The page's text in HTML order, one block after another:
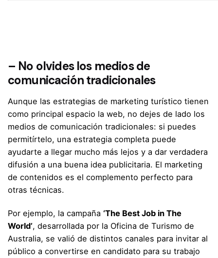
– No olvides los medios de
comunicación tradicionales
Aunque las estrategias de marketing turístico tienen
como principal espacio la web, no dejes de lado los
medios de comunicación tradicionales: si puedes
permitírtelo, una estrategia completa puede
ayudarte a llegar mucho más lejos y a dar verdadera
difusión a una buena idea publicitaria. El marketing
de contenidos es el complemento perfecto para
otras técnicas.
Por ejemplo, la campaña ‘The Best Job in The
World’, desarrollada por la Oficina de Turismo de
Australia, se valió de distintos canales para invitar al
público a convertirse en candidato para su trabajo